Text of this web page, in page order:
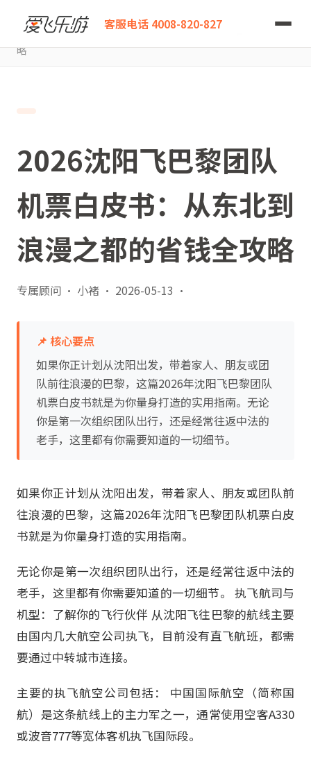
客服电话 4008-820-827
爱飞乐游
2026沈阳飞巴黎团队机票白皮书：从东北到浪漫之都的省钱全攻
略
2026沈阳飞巴黎团队
机票白皮书：从东北到
浪漫之都的省钱全攻略
专属顾问 · 小褚 · 2026-05-13 ·
📌 核心要点
如果你正计划从沈阳出发，带着家人、朋友或团
队前往浪漫的巴黎，这篇2026年沈阳飞巴黎团队
机票白皮书就是为你量身打造的实用指南。无论
你是第一次组织团队出行，还是经常往返中法的
老手，这里都有你需要知道的一切细节。
如果你正计划从沈阳出发，带着家人、朋友或团队前
往浪漫的巴黎，这篇2026年沈阳飞巴黎团队机票白皮
书就是为你量身打造的实用指南。
无论你是第一次组织团队出行，还是经常往返中法的
老手，这里都有你需要知道的一切细节。 执飞航司与
机型：了解你的飞行伙伴 从沈阳飞往巴黎的航线主要
由国内几大航空公司执飞，目前没有直飞航班，都需
要通过中转城市连接。
主要的执飞航空公司包括： 中国国际航空（简称国
航）是这条航线上的主力军之一，通常使用空客A330
或波音777等宽体客机执飞国际段。